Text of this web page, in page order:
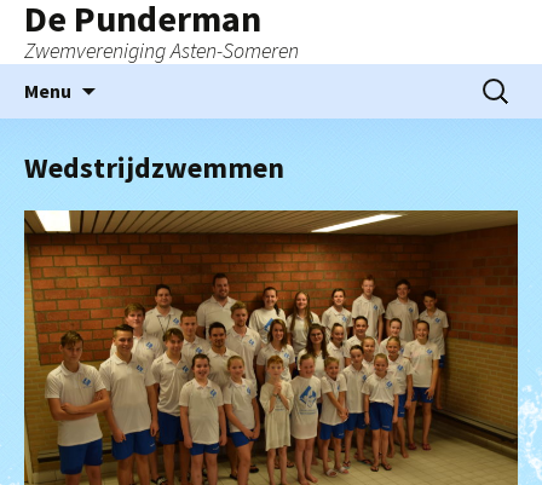
De Punderman
Zwemvereniging Asten-Someren
Menu
inhoud
Zoeken
naar:
Wedstrijdzwemmen